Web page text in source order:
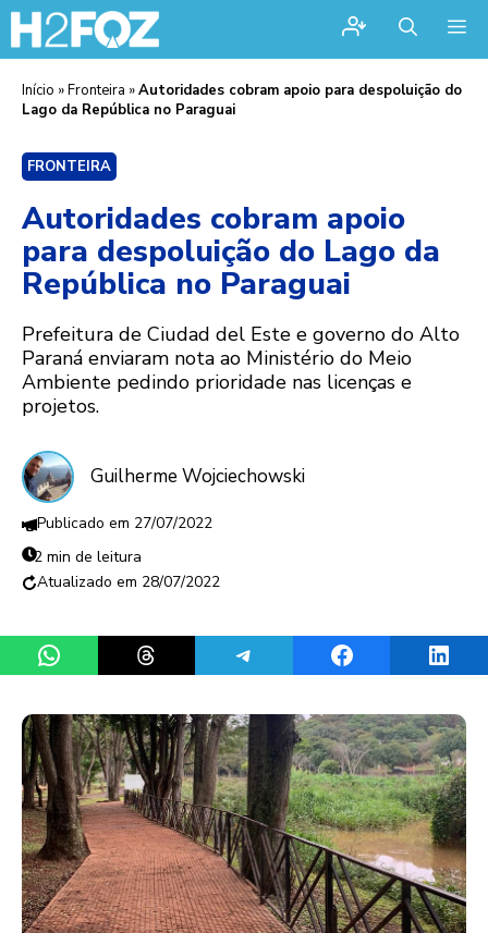
Início »Fronteira »Autoridades cobram apoio para despoluição do
Lago da República no Paraguai
FRONTEIRA
Autoridades cobram apoio
para despoluição do Lago da
República no Paraguai
Prefeitura de Ciudad del Este e governo do Alto
Paraná enviaram nota ao Ministério do Meio
Ambiente pedindo prioridade nas licenças e
projetos.
Guilherme Wojciechowski
27/07/2022
2 min de leitura
28/07/2022
Share on WhatsAppShare on ThreadsShare on TelegramShare on Facebook